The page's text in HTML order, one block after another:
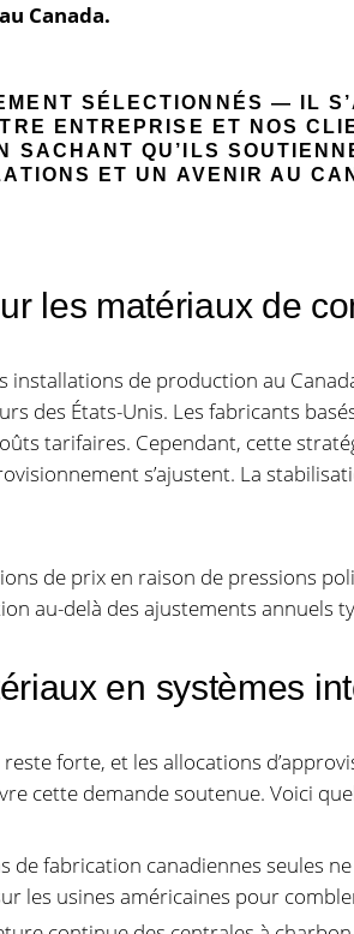
Canada.
SÉLECTIONNÉS — IL
ENTREPRISE ET NOS
QU’ILS
ET UN AVENIR AU
les matériaux de
de production au
des États-Unis. Les fabricants
tarifaires. Cependant, cette
s’ajustent. La
de prix en raison de pressions
au-delà des ajustements annuels
en systèmes
forte, et les allocations
cette demande soutenue. Voici
de fabrication canadiennes seules
les usines américaines pour